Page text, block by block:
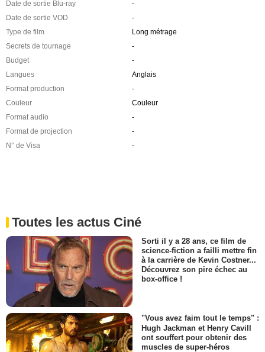
Date de sortie Blu-ray
-
Date de sortie VOD
-
Type de film
Long métrage
Secrets de tournage
-
Budget
-
Langues
Anglais
Format production
-
Couleur
Couleur
Format audio
-
Format de projection
-
N° de Visa
-
Toutes les actus Ciné
Sorti il y a 28 ans, ce film de
science-fiction a failli mettre fin
à la carrière de Kevin Costner...
Découvrez son pire échec au
box-office !
"Vous avez faim tout le temps" :
Hugh Jackman et Henry Cavill
ont souffert pour obtenir des
muscles de super-héros